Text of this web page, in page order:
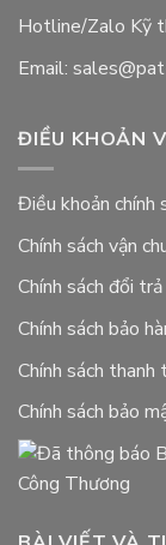
Hotline/Zalo Kỹ
Email:
ĐIỀU KHOẢN
Điều khoản chính
Chính sách vận
Chính sách đổi
Chính sách bảo
Chính sách thanh
Chính sách bảo